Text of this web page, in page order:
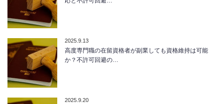
2025.9.13
高度専門職の在留資格者が副業しても資格維持は可能
か？不許可回避の…
2025.9.20